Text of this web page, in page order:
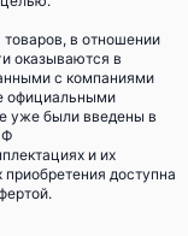
в отношении
оказываются в
с компаниями
официальными
уже были введены в
и их
доступна